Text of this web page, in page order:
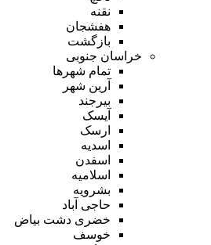
نقنه
هفشجان
بازگشت
خراسان جنوبی
تمام شهر‌ها
آرین شهر
بیرجند
آیسک
ارسک
اسدیه
اسفدن
اسلامیه
بشرویه
حاجی آباد
خضری دشت بیاض
خوسف